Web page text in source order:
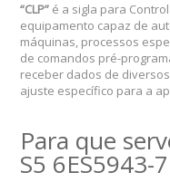
“CLP” é a sigla para
equipamento capaz de
máquinas, processos
de comandos pré-
receber dados de
ajuste específico para a
Para que
S5 6ES5943-